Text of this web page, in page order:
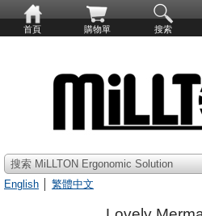
首頁 購物單 搜索
搜索 MiLLTON Ergonomic Solution
English
繁體中文